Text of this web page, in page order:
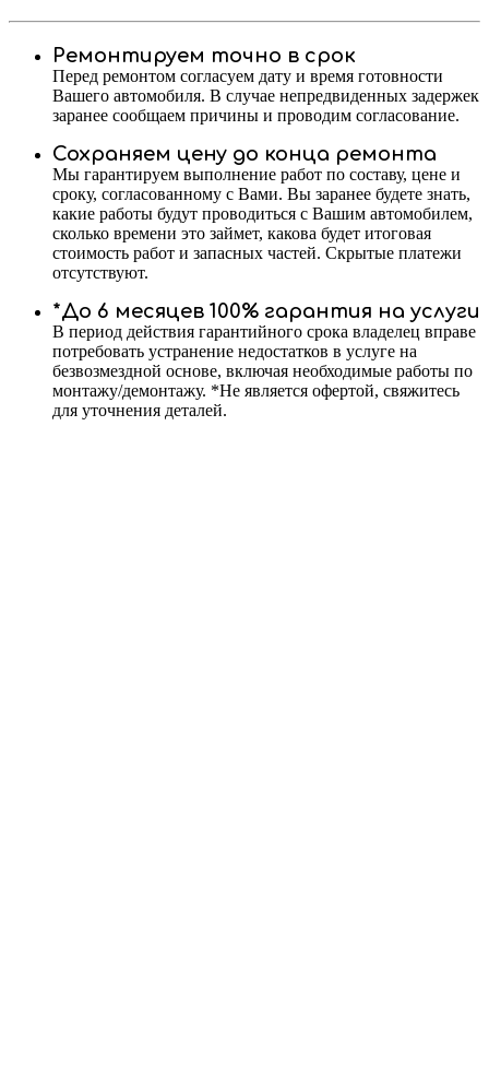
Ремонтируем точно в срок
Перед ремонтом согласуем дату и время готовности
Вашего автомобиля. В случае непредвиденных задержек
заранее сообщаем причины и проводим согласование.
Сохраняем цену до конца ремонта
Мы гарантируем выполнение работ по составу, цене и
сроку, согласованному с Вами. Вы заранее будете знать,
какие работы будут проводиться с Вашим автомобилем,
сколько времени это займет, какова будет итоговая
стоимость работ и запасных частей. Скрытые платежи
отсутствуют.
*До 6 месяцев 100% гарантия на услуги
В период действия гарантийного срока владелец вправе
потребовать устранение недостатков в услуге на
безвозмездной основе, включая необходимые работы по
монтажу/демонтажу. *Не является офертой, свяжитесь
для уточнения деталей.